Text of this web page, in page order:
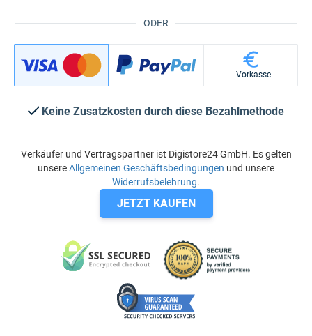
ODER
Vorkasse
Keine Zusatzkosten durch diese Bezahlmethode
Verkäufer und Vertragspartner ist Digistore24 GmbH. Es gelten
unsereAllgemeinen Geschäftsbedingungen und unsere
Widerrufsbelehrung.
JETZT KAUFEN